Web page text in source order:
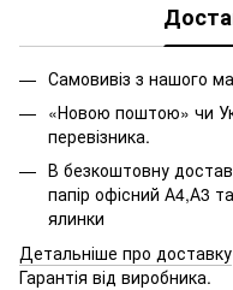
Купити посуд для кухні
Купити ємності для
Іграшка мягка
Папір для креслення а3
Динозавр іграшка
Ціна на свічки
Самовивіз з нашого
«Новою поштою» чи
перевізника.
В безкоштовну
папір офісний А4,А3
ялинки
Детальніше про доставку
Гарантія від виробника.